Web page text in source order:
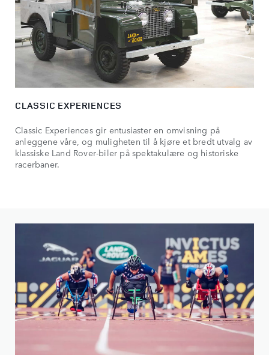
CLASSIC EXPERIENCES
Classic Experiences gir entusiaster en omvisning på
anleggene våre, og muligheten til å kjøre et bredt utvalg av
klassiske Land Rover-biler på spektakulære og historiske
racerbaner.